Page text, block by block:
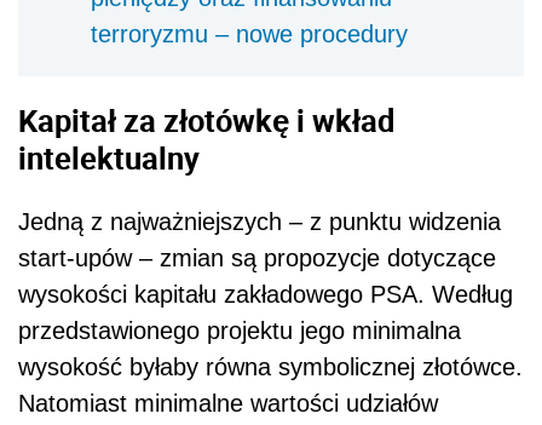
terroryzmu – nowe procedury
Kapitał za złotówkę i wkład
intelektualny
Jedną z najważniejszych – z punktu widzenia
start-upów – zmian są propozycje dotyczące
wysokości kapitału zakładowego PSA. Według
przedstawionego projektu jego minimalna
wysokość byłaby równa symbolicznej złotówce.
Natomiast minimalne wartości udziałów